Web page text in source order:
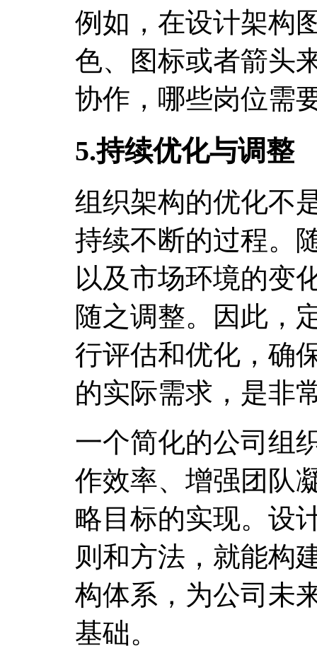
例如，在设计架构
色、图标或者箭头
协作，哪些岗位需
5.持续优化与调整
组织架构的优化不
持续不断的过程。
以及市场环境的变
随之调整。因此，
行评估和优化，确
的实际需求，是非
一个简化的公司组
作效率、增强团队
略目标的实现。设
则和方法，就能构
构体系，为公司未
基础。